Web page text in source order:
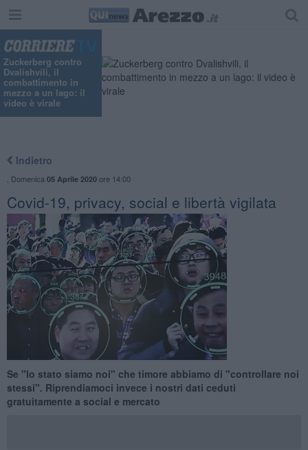
Zuckerberg contro
Dvalishvili, il
combattimento in
mezzo a un lago: il
video è virale
Indietro
Domenica 05 Aprile 2020ore 14:00
Covid-19, privacy, social e libertà vigilata
Se "lo stato siamo noi" che timore abbiamo di "controllare noi
stessi". Riprendiamoci invece i nostri dati ceduti
gratuitamente a social e mercato